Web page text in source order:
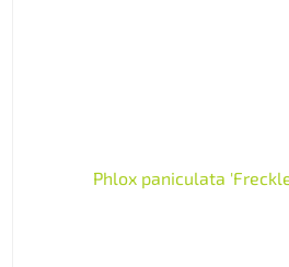
Phlox paniculata